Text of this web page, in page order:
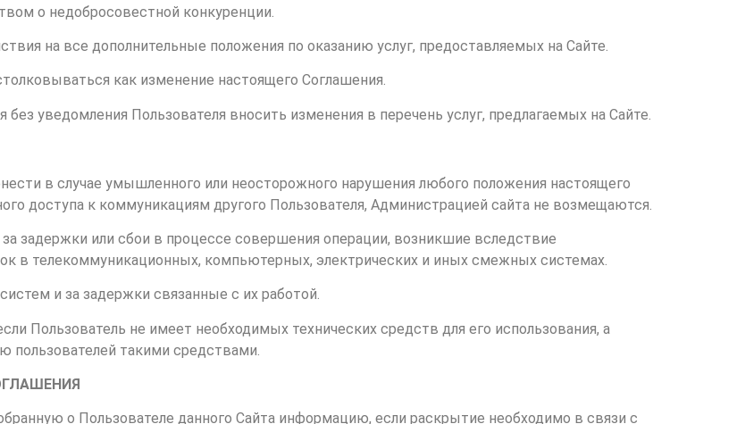
о недобросовестной конкуренции.
на все дополнительные положения по оказанию услуг, предоставляемых на Сайте.
как изменение настоящего Соглашения.
уведомления Пользователя вносить изменения в перечень услуг, предлагаемых на Сайте.
в случае умышленного или неосторожного нарушения любого положения настоящего
доступа к коммуникациям другого Пользователя, Администрацией сайта не возмещаются.
задержки или сбои в процессе совершения операции, возникшие вследствие
в телекоммуникационных, компьютерных, электрических и иных смежных системах.
и за задержки связанные с их работой.
Пользователь не имеет необходимых технических средств для его использования, а
пользователей такими средствами.
о Пользователе данного Сайта информацию, если раскрытие необходимо в связи с